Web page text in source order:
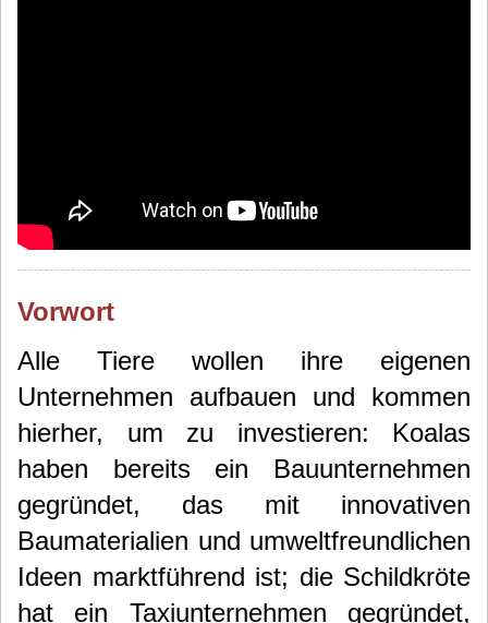
Vorwort
Alle Tiere wollen ihre eigenen
Unternehmen aufbauen und kommen
hierher, um zu investieren: Koalas
haben bereits ein Bauunternehmen
gegründet, das mit innovativen
Baumaterialien und umweltfreundlichen
Ideen marktführend ist; die Schildkröte
hat ein Taxiunternehmen gegründet,